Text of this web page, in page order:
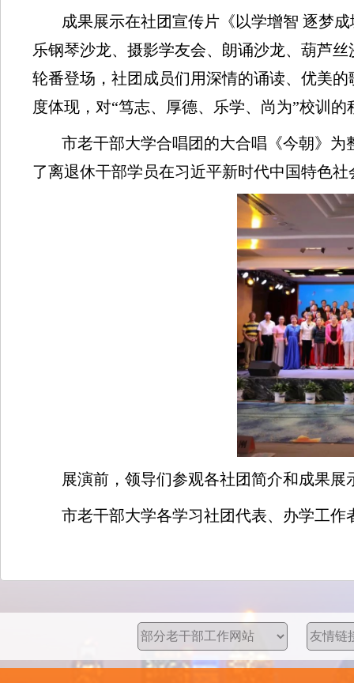
成果展示在社团宣传片《以学增智 逐梦
乐钢琴沙龙、摄影学友会、朗诵沙龙、葫芦
轮番登场，社团成员们用深情的诵读、优美
度体现，对“笃志、厚德、乐学、尚为”校训
市老干部大学合唱团的大合唱《今朝》
了离退休干部学员在习近平新时代中国特色
展演前，领导们参观各社团简介和成果
市老干部大学各学习社团代表、办学工作